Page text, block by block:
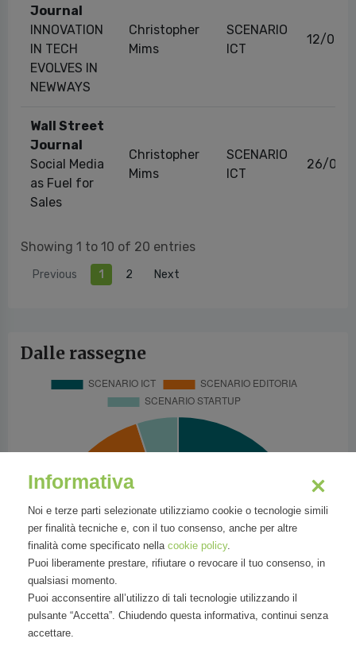
Journal
INNOVATION
IN TECH
EVOLVES IN
NEWWAYS
Christopher
Mims
SCENARIO
ICT
12/09/
Wall Street
Journal
Social Media
as Fuel for
Sales
Christopher
Mims
SCENARIO
ICT
26/04/
Showing 1 to 10 of 20 entries
Previous 1 2 Next
Dalle rassegne
Informativa
Noi e terze parti selezionate utilizziamo cookie o tecnologie simili
per finalità tecniche e, con il tuo consenso, anche per altre
finalità come specificato nella cookie policy.
Puoi liberamente prestare, rifiutare o revocare il tuo consenso, in
qualsiasi momento.
Puoi acconsentire all’utilizzo di tali tecnologie utilizzando il
pulsante “Accetta”. Chiudendo questa informativa, continui senza
accettare.